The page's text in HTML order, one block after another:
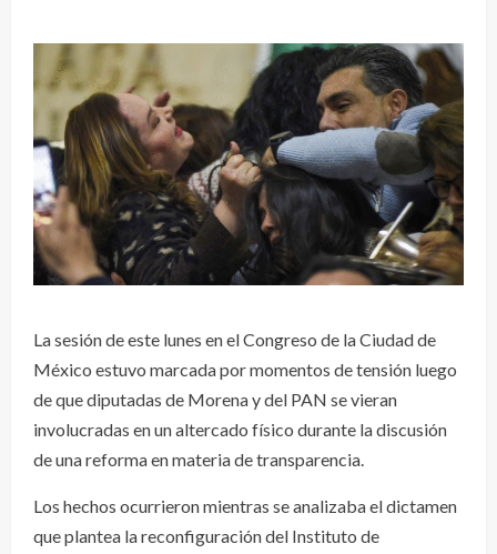
La sesión de este lunes en el Congreso de la Ciudad de
México estuvo marcada por momentos de tensión luego
de que diputadas de Morena y del PAN se vieran
involucradas en un altercado físico durante la discusión
de una reforma en materia de transparencia.
Los hechos ocurrieron mientras se analizaba el dictamen
que plantea la reconfiguración del Instituto de